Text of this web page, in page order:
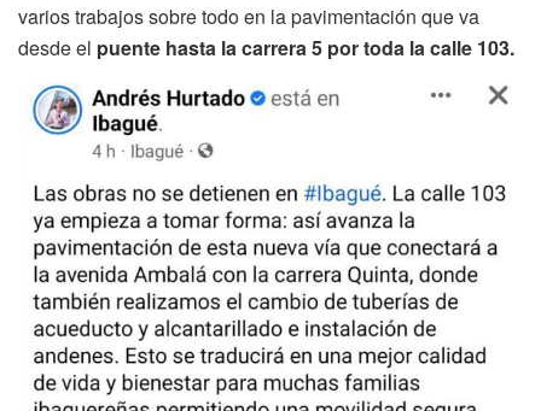
varios trabajos sobre todo en la pavimentación que va
desde el puente hasta la carrera 5 por toda la calle 103.